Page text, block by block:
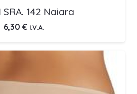
SRA. 142 Naiara
6,30 € I.V.A.